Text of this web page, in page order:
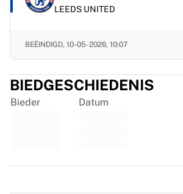
IJshockey
Tre Kronor
Overig
Glory Kickboxing
Mijn collectie
LEEDS UNITED
BEËINDIGD, 10-05-2026, 10:07
BIEDGESCHIEDENIS
Bieder Datum